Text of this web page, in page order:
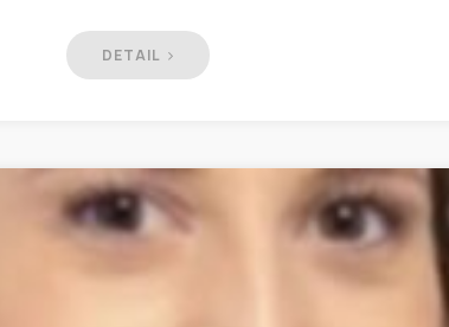
DETAIL